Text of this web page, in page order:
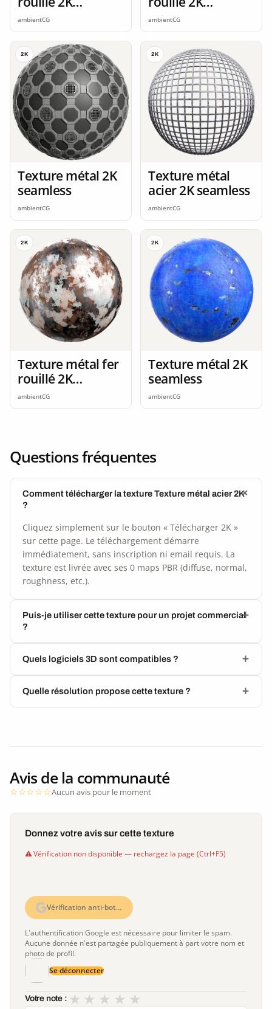
seamless
ambientCG
seamless
ambientCG
2K
Texture métal 2K
seamless
ambientCG
2K
Texture métal
acier 2K seamless
ambientCG
2K
Texture métal fer
rouillé 2K
seamless
ambientCG
2K
Texture métal 2K
seamless
ambientCG
Questions fréquentes
Comment télécharger la texture Texture métal acier 2K
?
Cliquez simplement sur le bouton « Télécharger 2K »
sur cette page. Le téléchargement démarre
immédiatement, sans inscription ni email requis. La
texture est livrée avec ses 0 maps PBR (diffuse, normal,
roughness, etc.).
Puis-je utiliser cette texture pour un projet commercial
?
Quels logiciels 3D sont compatibles ?
Quelle résolution propose cette texture ?
Avis de la communauté
Aucun avis pour le moment
Donnez votre avis sur cette texture
Vérification non disponible — rechargez la page (Ctrl+F5)
Vérification anti-bot…
L'authentification Google est nécessaire pour limiter le spam.
Aucune donnée n'est partagée publiquement à part votre nom et
photo de profil.
Se déconnecter
Votre note : ★
★
★
★
★